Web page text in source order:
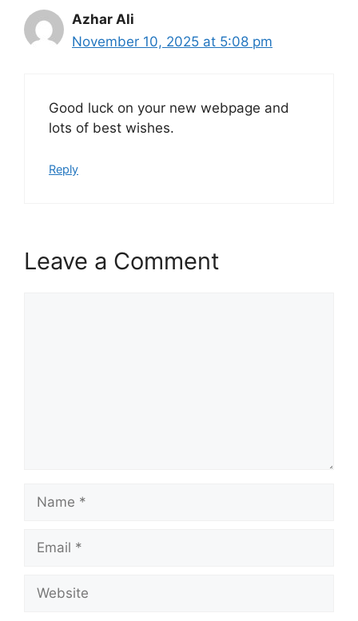
Azhar Ali
November 10, 2025 at 5:08 pm
Good luck on your new webpage and
lots of best wishes.
Reply
Leave a Comment
Name
Email
Website